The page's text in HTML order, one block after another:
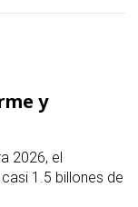
y
2026, el
1.5 billones de